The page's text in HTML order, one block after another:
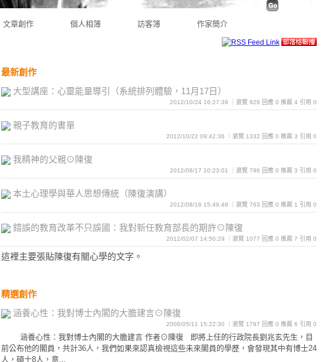
文章創作 個人相簿 訪客簿 作家簡介
最新創作
大型講座：心靈能量導引（系統排列體驗，11月17日）
2012/10/24 16:27:39 ｜瀏覽 929 回應 0 推薦 4 引用 0
親子教育的書單
2012/10/22 09:42:36 ｜瀏覽 1332 回應 0 推薦 3 引用 0
我精神的父親⊙陳復
2012/08/17 10:23:01 ｜瀏覽 796 回應 0 推薦 3 引用 0
本土心理學與華人思想傳統（陳復演講）
2012/08/16 15:49:48 ｜瀏覽 763 回應 0 推薦 1 引用 0
錯誤的教育改革不只誤國：我對新任教育部長的期許⊙陳復
2012/02/07 14:50:29 ｜瀏覽 1077 回應 0 推薦 7 引用 0
這裡主要張貼陳復有關心學的文字。
精選創作
涵養心性：我對博士內閣的大膽建言⊙陳復
2008/05/11 15:22:30 ｜瀏覽 1797 回應 0 推薦 6 引用 0
涵養心性：我對博士內閣的大膽建言 作者⊙陳復 即將上任的行政院長劉兆玄先生，目
前公布他的閣員，共計36人，我們如果來認真檢視這些未來閣員的學歷，會發現其中有博士24
人，碩士8人，意...